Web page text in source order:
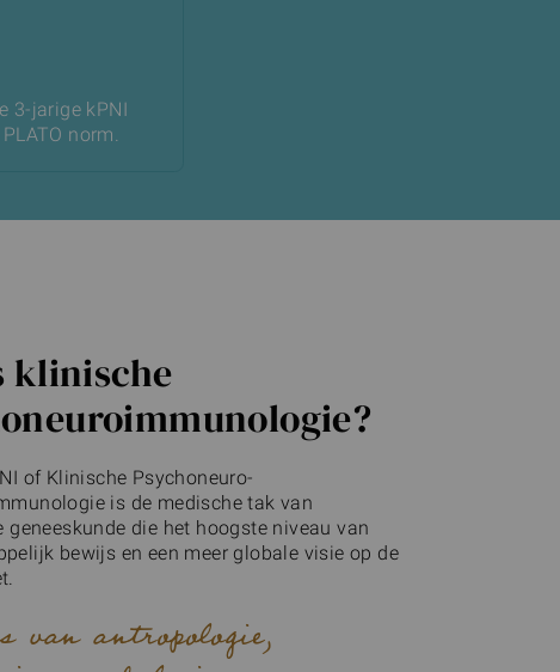
3-jarige kPNI
norm.
klinische
of Klinische Psychoneuro-
is de medische tak van
geneeskunde die het hoogste niveau van
bewijs en een meer globale visie op de
van antropologie,